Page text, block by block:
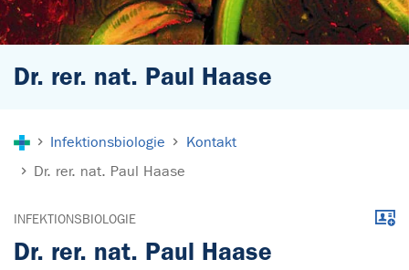
Dr. rer. nat. Paul Haase
Infektionsbiologie
Kontakt
Dr. rer. nat. Paul Haase
INFEKTIONSBIOLOGIE
Dr. rer. nat. Paul Haase